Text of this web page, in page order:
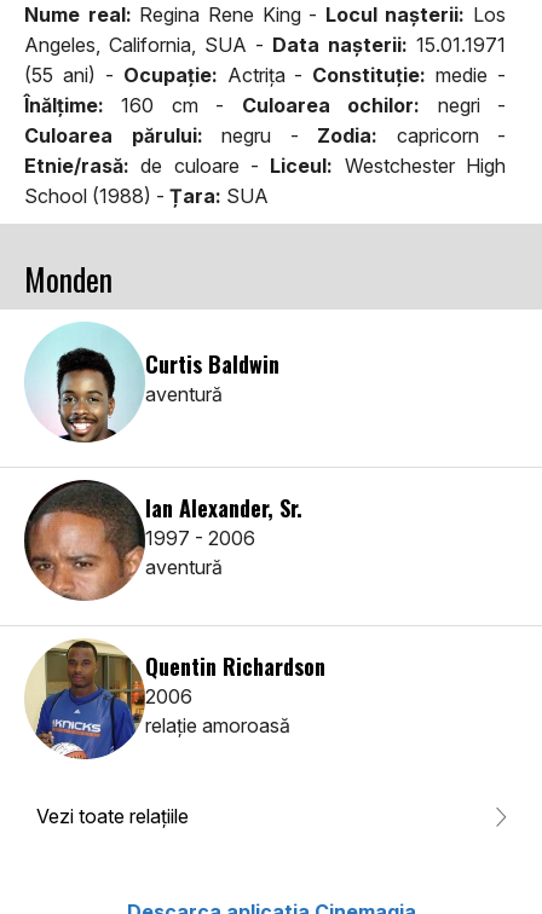
Nume real: Regina Rene King - Locul naşterii: Los
Angeles, California, SUA - Data naşterii: 15.01.1971
(55 ani) - Ocupaţie: Actriţa - Constituţie: medie -
Înălţime: 160 cm - Culoarea ochilor: negri -
Culoarea părului: negru - Zodia: capricorn -
Etnie/rasă: de culoare - Liceul: Westchester High
School (1988) - Țara: SUA
Monden
Curtis Baldwin
aventură
Ian Alexander, Sr.
1997 - 2006
aventură
Quentin Richardson
2006
relaţie amoroasă
Vezi toate relaţiile